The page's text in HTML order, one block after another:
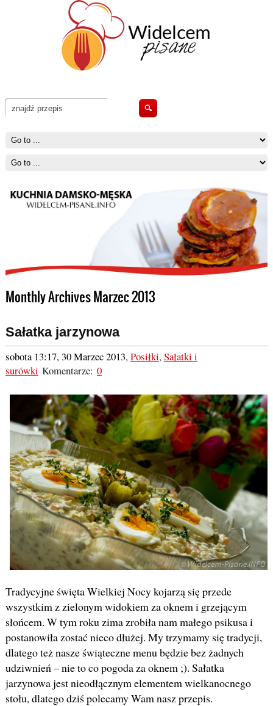
Monthly Archives Marzec 2013
Sałatka jarzynowa
sobota 13:17, 30 Marzec 2013,Posiłki,Sałatki i
surówki Komentarze: 0
Tradycyjne święta Wielkiej Nocy kojarzą się przede
wszystkim z zielonym widokiem za oknem i grzejącym
słońcem. W tym roku zima zrobiła nam małego psikusa i
postanowiła zostać nieco dłużej. My trzymamy się tradycji,
dlatego też nasze świąteczne menu będzie bez żadnych
udziwnień – nie to co pogoda za oknem ;). Sałatka
jarzynowa jest nieodłącznym elementem wielkanocnego
stołu, dlatego dziś polecamy Wam nasz przepis.